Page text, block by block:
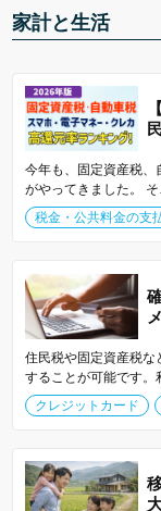
家計と生活
今年も、固定資産税、
がやってきました。
税金・公共料金の支
住民税や固定資産税な
することが可能です。
クレジットカード